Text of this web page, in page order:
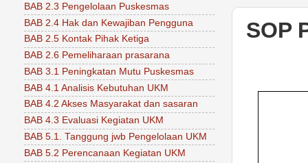
SOP
BAB 2.3 Pengelolaan Puskesmas
BAB 2.4 Hak dan Kewajiban Pengguna
BAB 2.5 Kontak Pihak Ketiga
BAB 2.6 Pemeliharaan prasarana
BAB 3.1 Peningkatan Mutu Puskesmas
BAB 4.1 Analisis Kebutuhan UKM
BAB 4.2 Akses Masyarakat dan sasaran
BAB 4.3 Evaluasi Kegiatan UKM
BAB 5.1. Tanggung jwb Pengelolaan UKM
BAB 5.2 Perencanaan Kegiatan UKM